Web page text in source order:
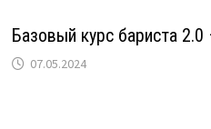
Базовый курс бариста
07.05.2024